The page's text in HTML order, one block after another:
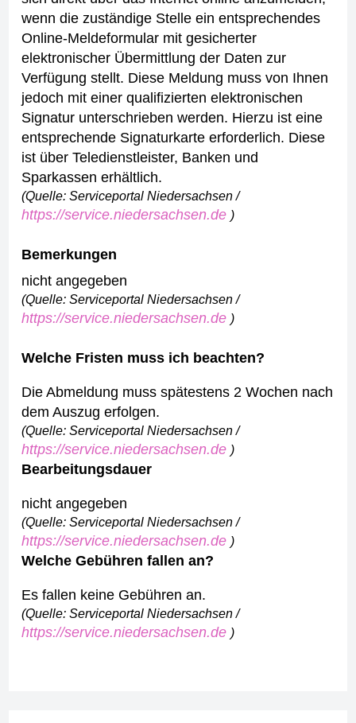
wenn die zuständige Stelle ein entsprechendes
Online-Meldeformular mit gesicherter
elektronischer Übermittlung der Daten zur
Verfügung stellt. Diese Meldung muss von Ihnen
jedoch mit einer qualifizierten elektronischen
Signatur unterschrieben werden. Hierzu ist eine
entsprechende Signaturkarte erforderlich. Diese
ist über Teledienstleister, Banken und
Sparkassen erhältlich.
(Quelle: Serviceportal Niedersachsen /
https://service.niedersachsen.de )
Bemerkungen
nicht angegeben
(Quelle: Serviceportal Niedersachsen /
https://service.niedersachsen.de )
Welche Fristen muss ich beachten?
Die Abmeldung muss spätestens 2 Wochen nach
dem Auszug erfolgen.
(Quelle: Serviceportal Niedersachsen /
https://service.niedersachsen.de )
Bearbeitungsdauer
nicht angegeben
(Quelle: Serviceportal Niedersachsen /
https://service.niedersachsen.de )
Welche Gebühren fallen an?
Es fallen keine Gebühren an.
(Quelle: Serviceportal Niedersachsen /
https://service.niedersachsen.de )